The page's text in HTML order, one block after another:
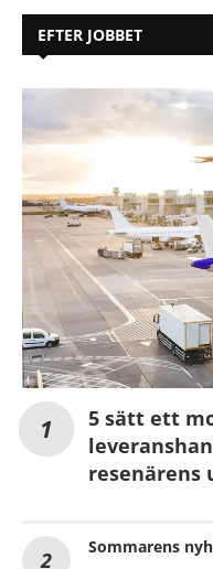
EFTER JOBBET
5 sätt ett
resenärens
Sommarens